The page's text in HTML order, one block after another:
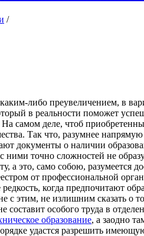
/
либo преувеличением, в
в реальности поможет
самом деле, чтоб
Так что, разумнее
документы о наличии
ними точно сложностей не
а это, само собою, разумеется
от профессиональной
когда предпочитают
с этим, не излишним сказать о
составит особого труда в
образование, а заодно
удастся разрешить